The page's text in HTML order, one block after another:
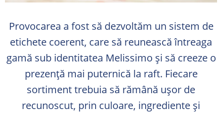
Provocarea a fost să dezvoltăm un sistem de
etichete coerent, care să reunească întreaga
gamă sub identitatea Melissimo și să creeze o
prezență mai puternică la raft. Fiecare
sortiment trebuia să rămână ușor de
recunoscut, prin culoare, ingrediente și